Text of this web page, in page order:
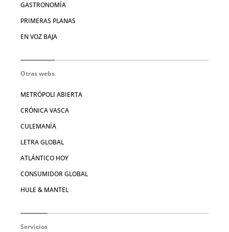
GASTRONOMÍA
PRIMERAS PLANAS
EN VOZ BAJA
Otras webs
METRÓPOLI ABIERTA
CRÓNICA VASCA
CULEMANÍA
LETRA GLOBAL
ATLÁNTICO HOY
CONSUMIDOR GLOBAL
HULE & MANTEL
Servicios